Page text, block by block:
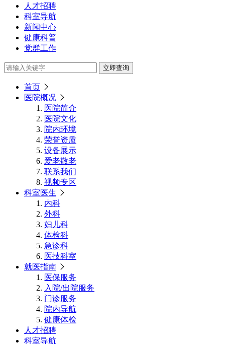
人才招聘
科室导航
新闻中心
健康科普
党群工作
立即查询
首页
医院概况
医院简介
医院文化
院内环境
荣誉资质
设备展示
爱老敬老
联系我们
视频专区
科室医生
内科
外科
妇儿科
体检科
急诊科
医技科室
就医指南
医保服务
入院/出院服务
门诊服务
院内导航
健康体检
人才招聘
科室导航